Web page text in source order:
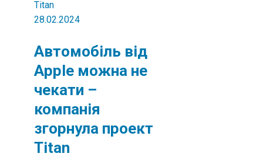
28.02.2024
Автомобіль від
Apple можна не
чекати –
компанія
згорнула проект
Titan